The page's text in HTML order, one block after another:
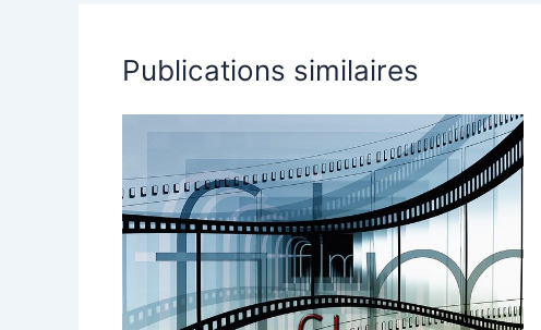
Publications similaires